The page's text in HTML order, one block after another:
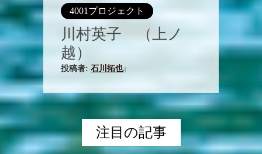
4001プロジェクト
川村英子 （上ノ
越）
投稿者: 石川拓也|
注目の記事